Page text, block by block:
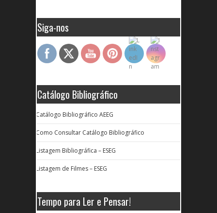
Siga-nos
Catálogo Bibliográfico
Catálogo Bibliográfico AEEG
Como Consultar Catálogo Bibliográfico
Listagem Bibliográfica – ESEG
Listagem de Filmes – ESEG
Tempo para Ler e Pensar!